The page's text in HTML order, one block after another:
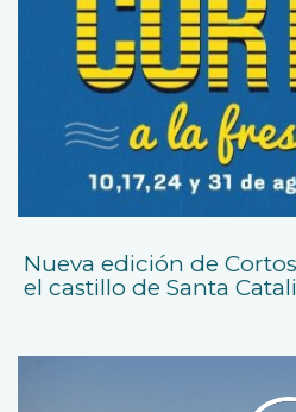
Nueva edición de
el castillo de Santa